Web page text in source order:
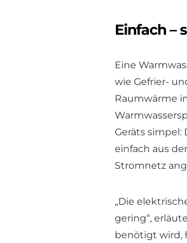
Einfach –
Eine
wie Gefrier-
Raumwärme
Geräts
einfach aus
Stromnetz
„Die
gering“,
benötigt wird,